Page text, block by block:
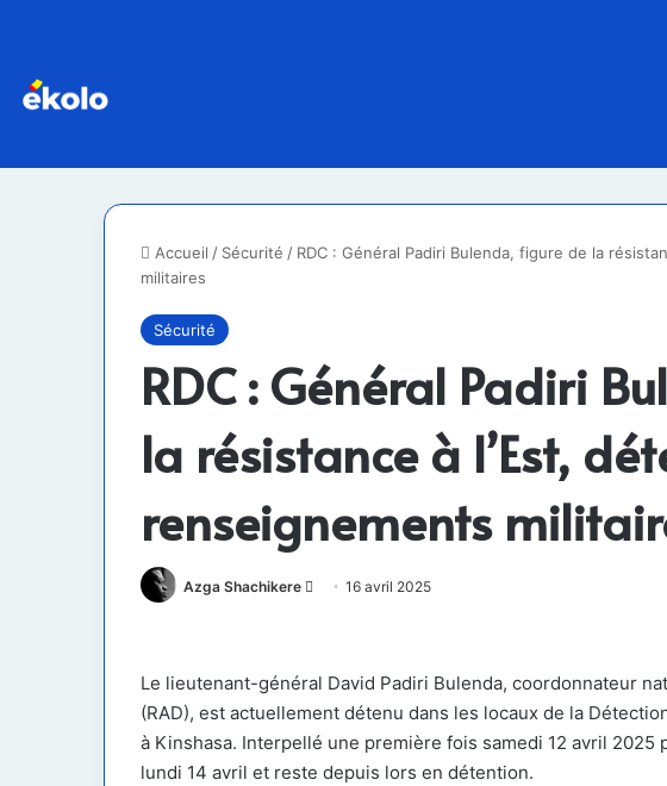
Accueil / Sécurité / RDC : Général Padiri Bulenda, figure de la
militaires
Sécurité
RDC : Général Padiri
la résistance à l’Est,
renseignements
Azga Shachikere
Envoyer16 avril 2025
Le lieutenant-général David Padiri Bulenda, coordonnateur
(RAD), est actuellement détenu dans les locaux de la
à Kinshasa. Interpellé une première fois samedi 12 avril 2025
lundi 14 avril et reste depuis lors en détention.